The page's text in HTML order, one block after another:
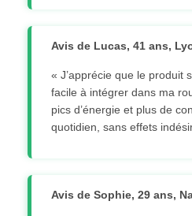
Avis de Lucas, 41 ans,
« J’apprécie que le produit
facile à intégrer dans ma
pics d’énergie et plus de
quotidien, sans effets
Avis de Sophie, 29 ans,